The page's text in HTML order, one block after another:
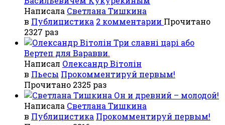
Написала Светлана Тишкина
в Публицистика 2 комментарии Прочитано
2327 раз
Три славні царі або
Вертеп для Варавви.
Написал Олександр Вітолін
в Пьесы Прокомментируй первым!
Прочитано 2325 раз
Он и древний – молодой!
Написала Светлана Тишкина
в Публицистика Прокомментируй первым!